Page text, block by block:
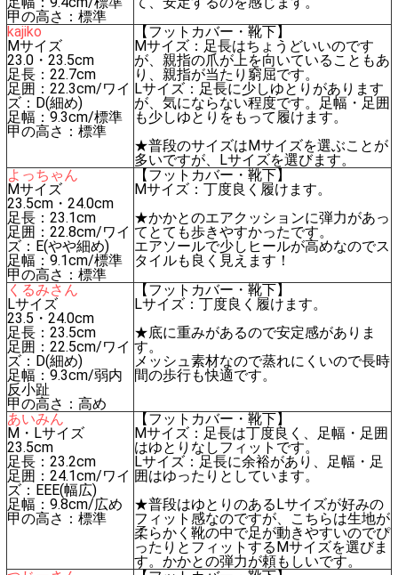
甲の高さ：標準
kajiko
Mサイズ
23.0・23.5cm
足長：22.7cm
足囲：22.3cm/ワイ
ズ：D(細め)
足幅：9.3cm/標準
甲の高さ：標準
【フットカバー・靴下】
Mサイズ：足長はちょうどいいのです
が、親指の爪が上を向いていることもあ
り、親指が当たり窮屈です。
Lサイズ：足長に少しゆとりがあります
が、気にならない程度です。足幅・足囲
も少しゆとりをもって履けます。
★普段のサイズはMサイズを選ぶことが
多いですが、Lサイズを選びます。
よっちゃん
Mサイズ
23.5cm・24.0cm
足長：23.1cm
足囲：22.8cm/ワイ
ズ：E(やや細め)
足幅：9.1cm/標準
甲の高さ：標準
【フットカバー・靴下】
Mサイズ：丁度良く履けます。
★かかとのエアクッションに弾力があっ
てとても歩きやすかったです。
エアソールで少しヒールが高めなのでス
タイルも良く見えます！
くるみさん
Lサイズ
23.5・24.0cm
足長：23.5cm
足囲：22.5cm/ワイ
ズ：D(細め)
足幅：9.3cm/弱内
反小趾
甲の高さ：高め
【フットカバー・靴下】
Lサイズ：丁度良く履けます。
★底に重みがあるので安定感がありま
す。
メッシュ素材なので蒸れにくいので長時
間の歩行も快適です。
あいみん
M・Lサイズ
23.5cm
足長：23.2cm
足囲：24.1cm/ワイ
ズ：EEE(幅広)
足幅：9.8cm/広め
甲の高さ：標準
【フットカバー・靴下】
Mサイズ：足長は丁度良く、足幅・足囲
はゆとりなしフィットです。
Lサイズ：足長に余裕があり、足幅・足
囲はゆったりとしています。
★普段はゆとりのあるLサイズが好みの
フィット感なのですが、こちらは生地が
柔らかく靴の中で足が動きやすいのでぴ
ったりとフィットするMサイズを選びま
す。かかとの弾力が頼もしいです。